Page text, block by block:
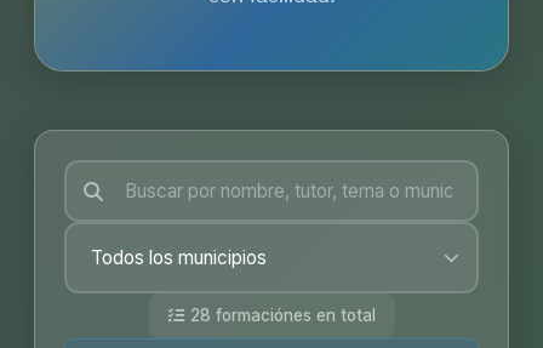
28 formaciónes en total